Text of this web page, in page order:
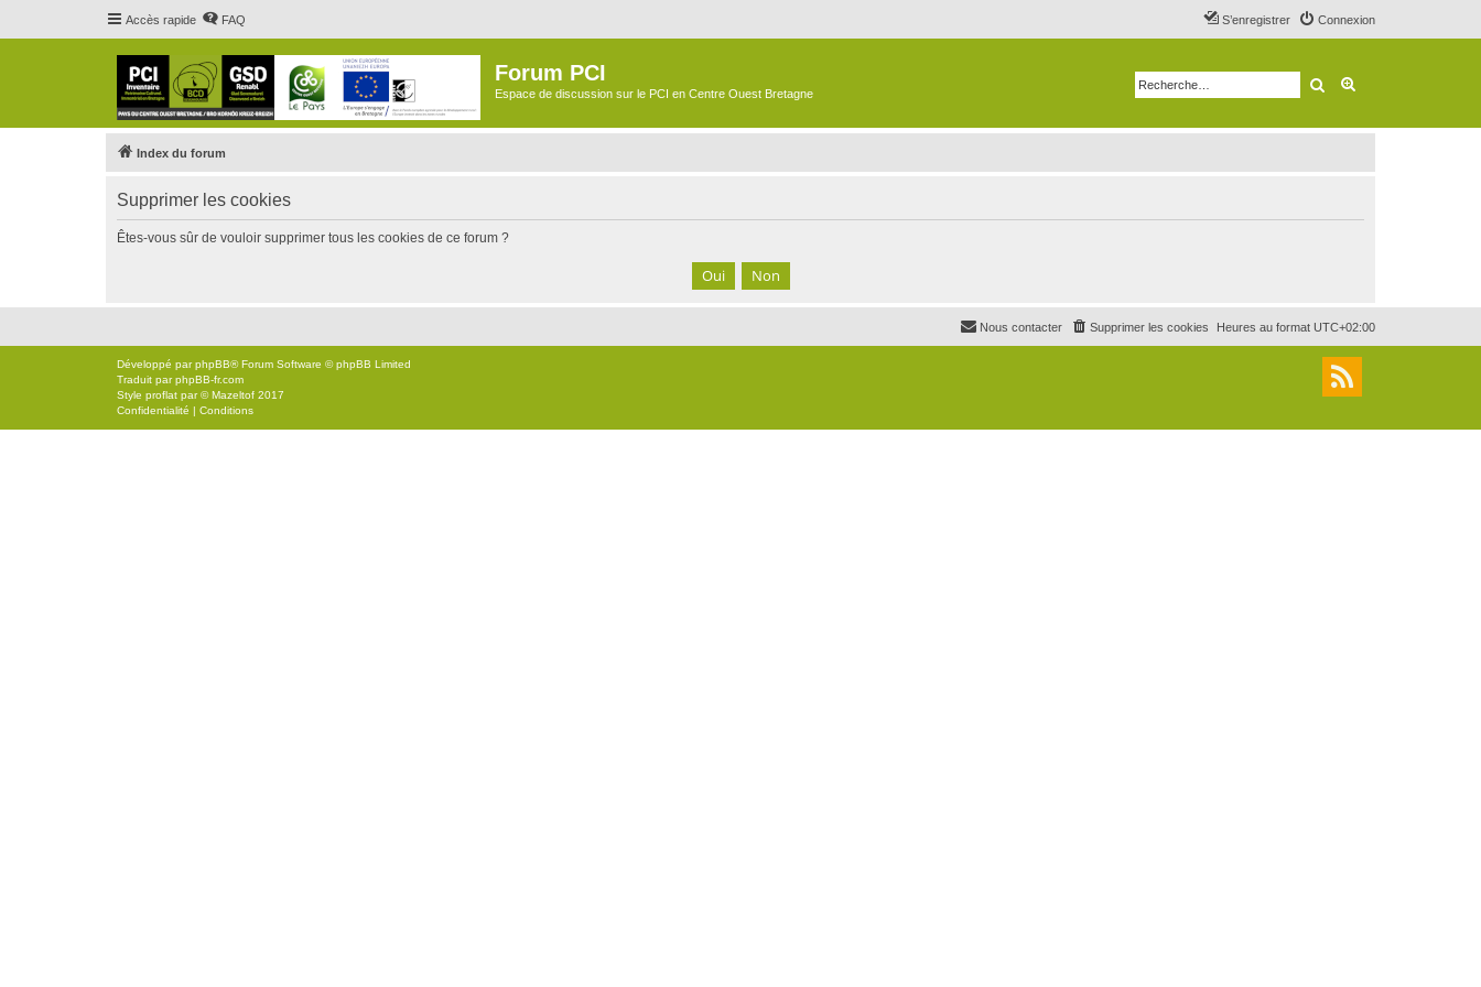
Accès rapide FAQ Connexion
S’enregistrer
Forum PCI
Espace de discussion sur le PCI en Centre Ouest Bretagne Rechercher
Index du forum
Supprimer les cookies
Êtes-vous sûr de vouloir supprimer tous les cookies de ce forum ?
Heures au format UTC+02:00
Supprimer les cookies
Nous contacter
Développé parphpBB® Forum Software © phpBB Limited
Traduit parphpBB-fr.com
Style proflat par ©Mazeltof 2017
Confidentialité | Conditions